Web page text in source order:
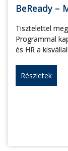
BeReady –
Tisztelettel
Programmal
és HR a
Részletek